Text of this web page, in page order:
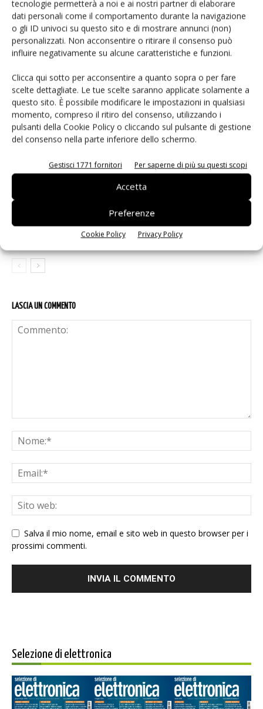
tecnologie permetterà a noi e ai nostri partner di elaborare
dati personali come il comportamento durante la navigazione
o gli ID univoci su questo sito e di mostrare annunci (non)
personalizzati. Non acconsentire o ritirare il consenso può
influire negativamente su alcune caratteristiche e funzioni.
Clicca qui sotto per acconsentire a quanto sopra o per fare
scelte dettagliate. Le tue scelte saranno applicate solamente a
questo sito. È possibile modificare le impostazioni in qualsiasi
momento, compreso il ritiro del consenso, utilizzando i
pulsanti della Cookie Policy o cliccando sul pulsante di gestione
del consenso nella parte inferiore dello schermo.
Gestisci 1771 fornitori Per saperne di più su questi scopi
Accetta
Preferenze
Cookie Policy Privacy Policy
Facebook Twitter
Data Modul apre un nuovo
stabilimento a Shanghai
electronica 2020
DATA MODUL introduce nuovi LCD
Dimming
LASCIA UN COMMENTO
Salva il mio nome, email e sito web in questo browser per i
prossimi commenti.
Selezione di elettronica